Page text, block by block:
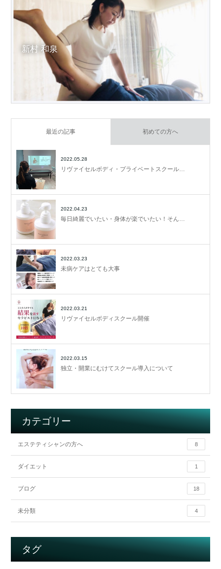
新村 和泉
最近の記事 初めての方へ
2022.05.28
リヴァイセルボディ・プライベートスクール…
2022.04.23
毎日綺麗でいたい・身体が楽でいたい！そん…
2022.03.23
未病ケアはとても大事
2022.03.21
リヴァイセルボディスクール開催
2022.03.15
独立・開業にむけてスクール導入について
カテゴリー
エステティシャンの方へ 8
ダイエット 1
ブログ 18
未分類 4
タグ